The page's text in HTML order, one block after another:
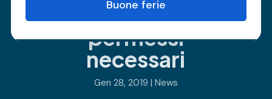
Buone ferie
d’Inverno:
permessi
necessari
Gen 28, 2019 | News